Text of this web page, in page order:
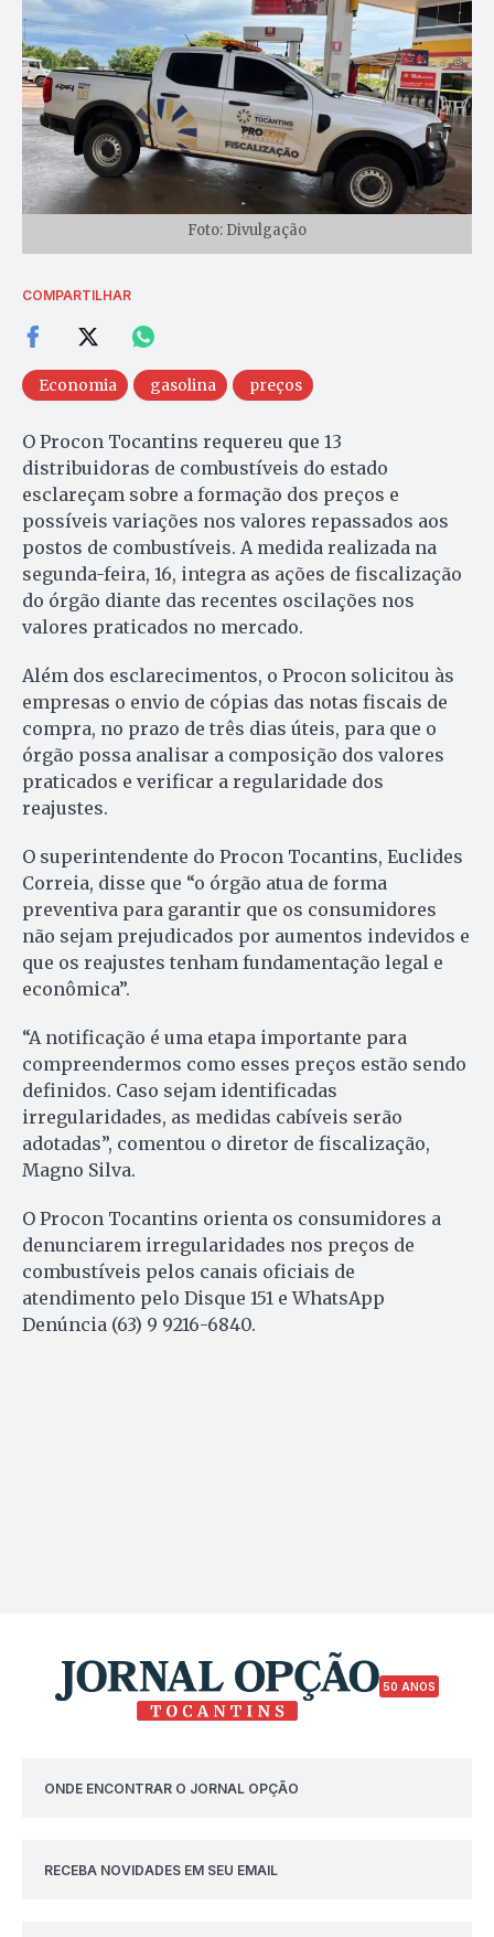
Foto: Divulgação
COMPARTILHAR
Economia gasolina preços
O Procon Tocantins requereu que 13
distribuidoras de combustíveis do estado
esclareçam sobre a formação dos preços e
possíveis variações nos valores repassados aos
postos de combustíveis. A medida realizada na
segunda-feira, 16, integra as ações de fiscalização
do órgão diante das recentes oscilações nos
valores praticados no mercado.
Além dos esclarecimentos, o Procon solicitou às
empresas o envio de cópias das notas fiscais de
compra, no prazo de três dias úteis, para que o
órgão possa analisar a composição dos valores
praticados e verificar a regularidade dos
reajustes.
O superintendente do Procon Tocantins, Euclides
Correia, disse que “o órgão atua de forma
preventiva para garantir que os consumidores
não sejam prejudicados por aumentos indevidos e
que os reajustes tenham fundamentação legal e
econômica”.
“A notificação é uma etapa importante para
compreendermos como esses preços estão sendo
definidos. Caso sejam identificadas
irregularidades, as medidas cabíveis serão
adotadas”, comentou o diretor de fiscalização,
Magno Silva.
O Procon Tocantins orienta os consumidores a
denunciarem irregularidades nos preços de
combustíveis pelos canais oficiais de
atendimento pelo Disque 151 e WhatsApp
Denúncia (63) 9 9216-6840.
50 ANOS
ONDE ENCONTRAR O JORNAL OPÇÃO
RECEBA NOVIDADES EM SEU EMAIL